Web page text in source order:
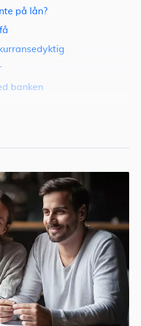
på lån?
banken